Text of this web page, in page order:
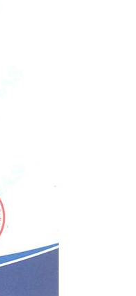
准
值准确,其目的在...